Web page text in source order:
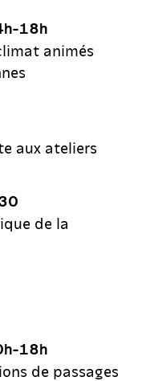
18h
animés
aux ateliers
de la
18h
de passages